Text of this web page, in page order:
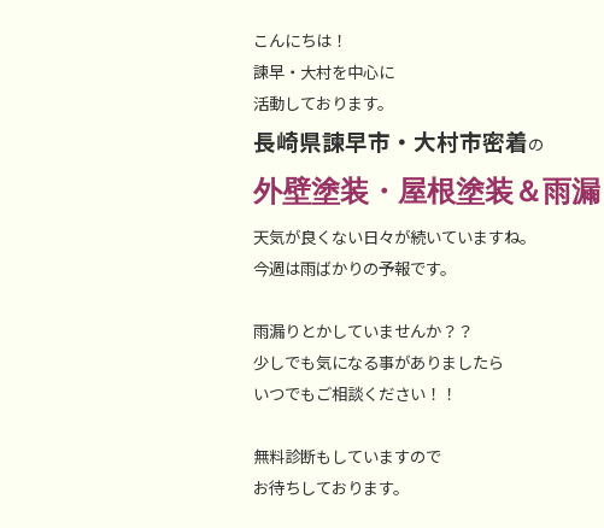
こんにちは！
諫早・大村を中心に
活動しております。
長崎県諫早市・大村市密着の
外壁塗装・屋根塗装＆雨
天気が良くない日々が続いていますね。
今週は雨ばかりの予報です。
雨漏りとかしていませんか？？
少しでも気になる事がありましたら
いつでもご相談ください！！
無料診断もしていますので
お待ちしております。